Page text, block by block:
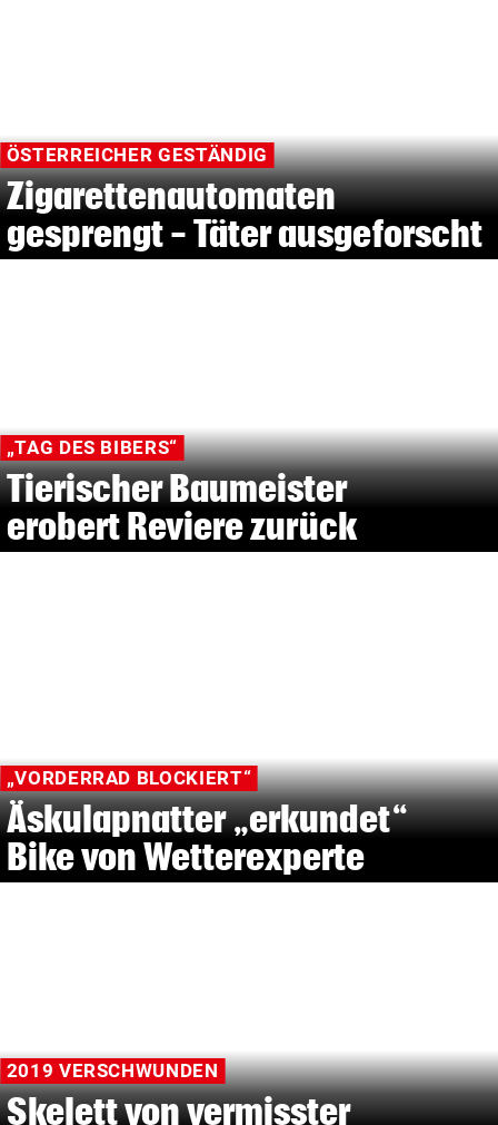
ÖSTERREICHER GESTÄNDIG
Zigarettenautomaten
gesprengt - Täter ausgeforscht
„TAG DES BIBERS“
Tierischer Baumeister
erobert Reviere zurück
„VORDERRAD BLOCKIERT“
Äskulapnatter „erkundet“
Bike von Wetterexperte
2019 VERSCHWUNDEN
Skelett von vermisster